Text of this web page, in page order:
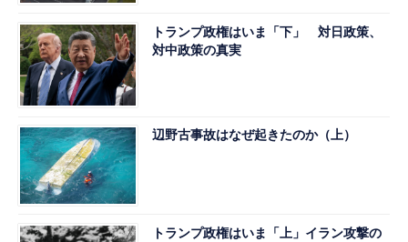
トランプ政権はいま「下」 対日政策、
対中政策の真実
辺野古事故はなぜ起きたのか（上）
トランプ政権はいま「上」イラン攻撃の